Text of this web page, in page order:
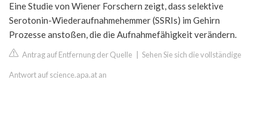
Eine Studie von Wiener Forschern zeigt, dass selektive
Serotonin-Wiederaufnahmehemmer (SSRIs) im Gehirn
Prozesse anstoßen, die die Aufnahmefähigkeit verändern.
Antrag auf Entfernung der Quelle Sehen Sie sich die vollständige
Antwort auf science.apa.at an